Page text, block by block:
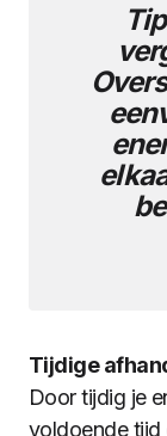
Tijdige
Door tijdig je
voldoende tijd